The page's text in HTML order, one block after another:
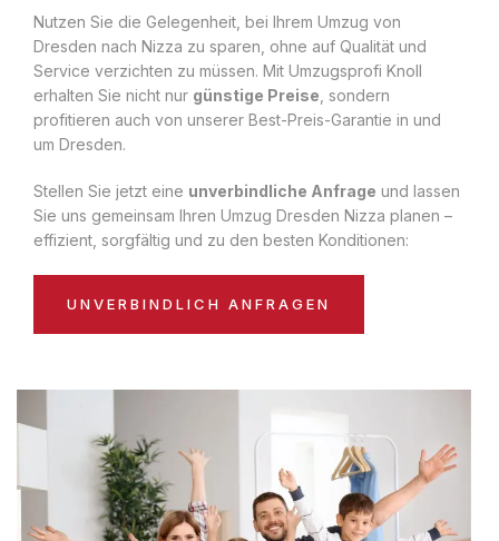
Nutzen Sie die Gelegenheit, bei Ihrem Umzug von
Dresden nach Nizza zu sparen, ohne auf Qualität und
Service verzichten zu müssen. Mit Umzugsprofi Knoll
erhalten Sie nicht nur günstige Preise , sondern
profitieren auch von unserer Best-Preis-Garantie in und
um Dresden.
Stellen Sie jetzt eine unverbindliche Anfrage und lassen
Sie uns gemeinsam Ihren Umzug Dresden Nizza planen –
effizient, sorgfältig und zu den besten Konditionen:
UNVERBINDLICH ANFRAGEN